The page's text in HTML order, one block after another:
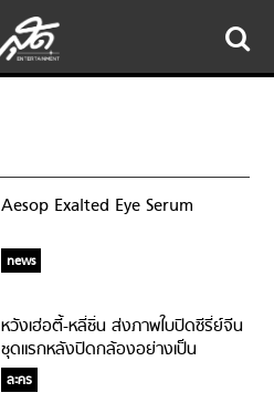
Aesop Exalted Eye Serum
news
หวังเฮ่อตี้-หลี่ชิ่น ส่งภาพใบปิดซีรี่ย์จีน
ชุดแรกหลังปิดกล้องอย่างเป็น
ทางการ!
ละคร